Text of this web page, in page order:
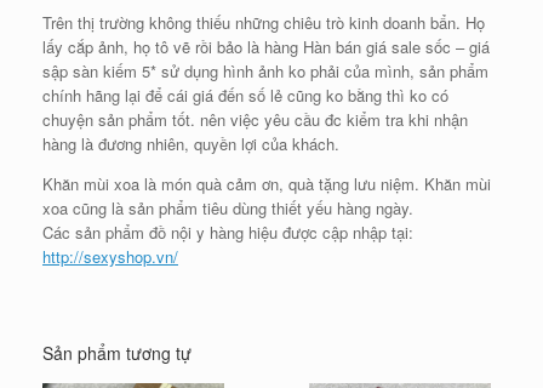
Trên thị trường không thiếu những chiêu trò kinh doanh bẩn. Họ
lấy cắp ảnh, họ tô vẽ rồi bảo là hàng Hàn bán giá sale sốc – giá
sập sàn kiếm 5* sử dụng hình ảnh ko phải của mình, sản phẩm
chính hãng lại để cái giá đến số lẻ cũng ko bằng thì ko có
chuyện sản phẩm tốt. nên việc yêu cầu đc kiểm tra khi nhận
hàng là đương nhiên, quyền lợi của khách.
Khăn mùi xoa là món quà cảm ơn, quà tặng lưu niệm. Khăn mùi
xoa cũng là sản phẩm tiêu dùng thiết yếu hàng ngày.
Các sản phẩm đồ nội y hàng hiệu được cập nhập tại:
http://sexyshop.vn/
Sản phẩm tương tự